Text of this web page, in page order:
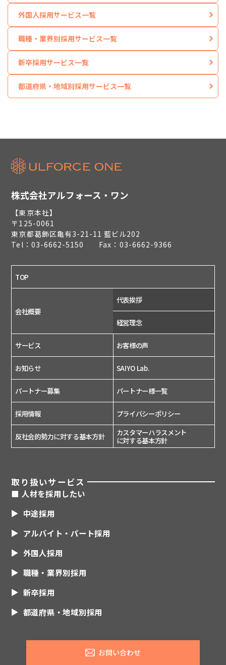
外国人採用サービス一覧
職種・業界別採用サービス一覧
新卒採用サービス一覧
都道府県・地域別採用サービス一覧
株式会社アルフォース・ワン
【東京本社】
〒125-0061
東京都葛飾区亀有3-21-11 藍ビル202
Tel：03-6662-5150 Fax：03-6662-9366
TOP
会社概要
代表挨拶
経営理念
サービス お客様の声
お知らせ SAIYO Lab.
パートナー募集 パートナー様一覧
採用情報 プライバシーポリシー
反社会的勢力に対する基本方針
カスタマーハラスメント
に対する基本方針
取り扱いサービス
■ 人材を採用したい
中途採用
アルバイト・パート採用
外国人採用
職種・業界別採用
新卒採用
都道府県・地域別採用
お問い合わせ